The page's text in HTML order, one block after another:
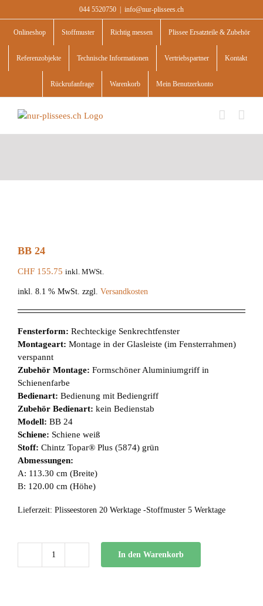
to
content
044 5520750 info@nur-plissees.ch
Onlineshop Stoffmuster Richtig messen Plissee Ersatzteile & Zubehör
Referenzobjekte Technische Informationen Vertriebspartner Kontakt
Rückrufanfrage Warenkorb Mein Benutzerkonto
BB 24
CHF 155.75 inkl. MWSt.
inkl. 8.1 % MwSt. zzgl. Versandkosten
Fensterform: Rechteckige Senkrechtfenster
Montageart: Montage in der Glasleiste (im Fensterrahmen)
verspannt
Zubehör Montage: Formschöner Aluminiumgriff in
Schienenfarbe
Bedienart: Bedienung mit Bediengriff
Zubehör Bedienart: kein Bedienstab
Modell: BB 24
Schiene: Schiene weiß
Stoff: Chintz Topar® Plus (5874) grün
Abmessungen:
A: 113.30 cm (Breite)
B: 120.00 cm (Höhe)
Lieferzeit: Plisseestoren 20 Werktage -Stoffmuster 5 Werktage
BB
In den Warenkorb